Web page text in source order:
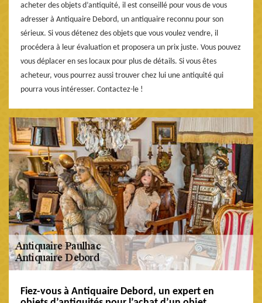
acheter des objets d’antiquité, il est conseillé pour vous de vous
adresser à Antiquaire Debord, un antiquaire reconnu pour son
sérieux. Si vous détenez des objets que vous voulez vendre, il
procédera à leur évaluation et proposera un prix juste. Vous pouvez
vous déplacer en ses locaux pour plus de détails. Si vous êtes
acheteur, vous pourrez aussi trouver chez lui une antiquité qui
pourra vous intéresser. Contactez-le !
Fiez-vous à Antiquaire Debord, un expert en